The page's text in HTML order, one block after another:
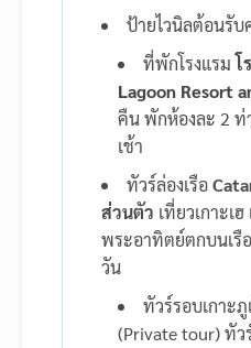
ป้ายไวนิลต้อนรั
ที่พักโรงแรม โ
Lagoon Resort
คืน พักห้องละ 2 ท่
เช้า
ทัวร์ล่องเรือ
ส่วนตัว เที่ยวเกาะเ
พระอาทิตย์ตกบนเรื
วัน
ทัวร์รอบเกาะ
(Private tour) ทัว